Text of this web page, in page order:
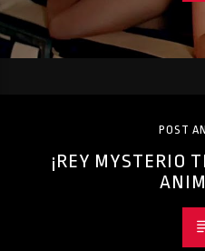
POST
¡REY MYSTERIO